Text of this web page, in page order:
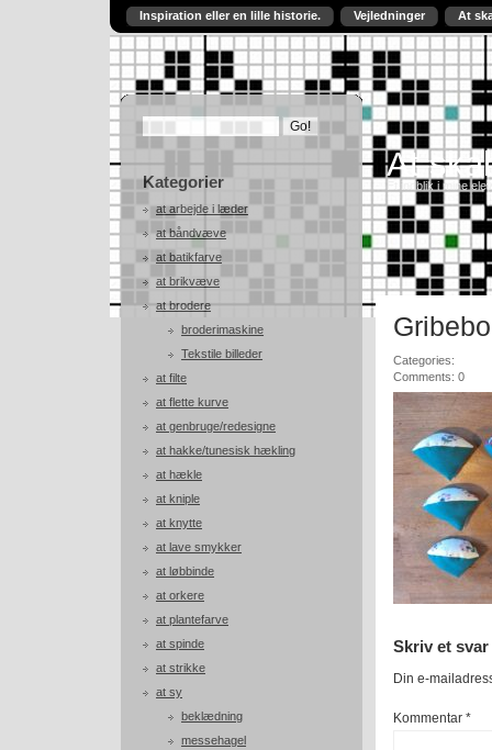
Inspiration eller en lille historie. Vejledninger At
Kategorier
at arbejde i læder
at båndvæve
at batikfarve
at brikvæve
at brodere
broderimaskine
Tekstile billeder
at filte
at flette kurve
at genbruge/redesigne
at hakke/tunesisk hækling
at hækle
at kniple
at knytte
at lave smykker
at løbbinde
at orkere
at plantefarve
at spinde
at strikke
at sy
beklædning
messehagel
At
Et indblik i mine
Categories:
Comments: 0
Skriv et svar
Din e-
Kommentar *